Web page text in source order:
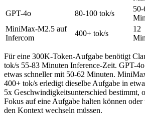
GPT-4o
80-100 tok/s
50-
Min
MiniMax-M2.5 auf
Infercom
400+ tok/s
12
Min
Für eine 300K-Token-Aufgabe benötigt
tok/s 55-83 Minuten Inference-Zeit. GPT-
etwas schneller mit 50-62 Minuten.
400+ tok/s erledigt dieselbe Aufgabe in
5x Geschwindigkeitsunterschied bestimmt,
Fokus auf eine Aufgabe halten können oder
den Kontext wechseln müssen.